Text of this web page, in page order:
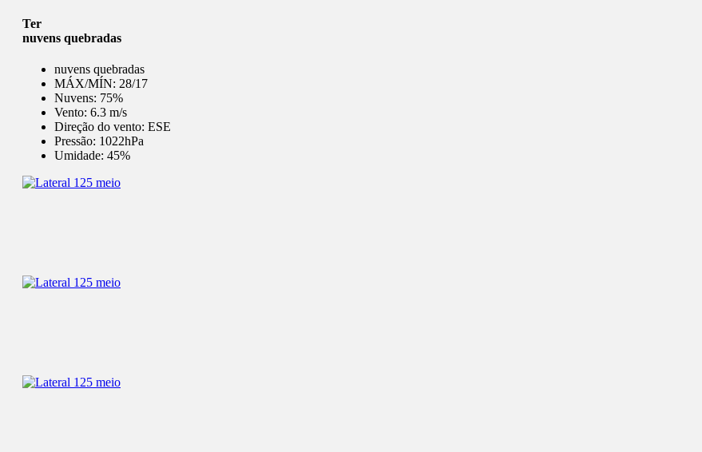
Ter
nuvens quebradas
nuvens quebradas
MÁX/MÍN: 28/17
Nuvens: 75%
Vento: 6.3 m/s
Direção do vento: ESE
Pressão: 1022hPa
Umidade: 45%